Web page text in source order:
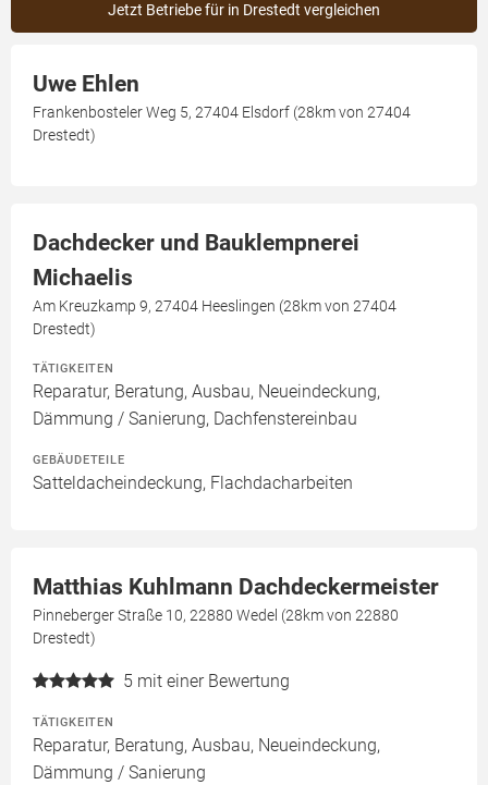
Jetzt Betriebe für in Drestedt vergleichen
Uwe Ehlen
Frankenbosteler Weg 5, 27404 Elsdorf (28km von 27404
Drestedt)
Dachdecker und Bauklempnerei
Michaelis
Am Kreuzkamp 9, 27404 Heeslingen (28km von 27404
Drestedt)
TÄTIGKEITEN
Reparatur, Beratung, Ausbau, Neueindeckung,
Dämmung / Sanierung, Dachfenstereinbau
GEBÄUDETEILE
Satteldacheindeckung, Flachdacharbeiten
Matthias Kuhlmann Dachdeckermeister
Pinneberger Straße 10, 22880 Wedel (28km von 22880
Drestedt)
5 mit einer Bewertung
TÄTIGKEITEN
Reparatur, Beratung, Ausbau, Neueindeckung,
Dämmung / Sanierung